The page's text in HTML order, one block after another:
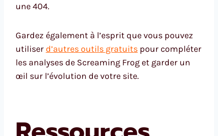
une 404.
Gardez également à l’esprit que vous pouvez
utiliser d’autres outils gratuits pour compléter
les analyses de Screaming Frog et garder un
œil sur l’évolution de votre site.